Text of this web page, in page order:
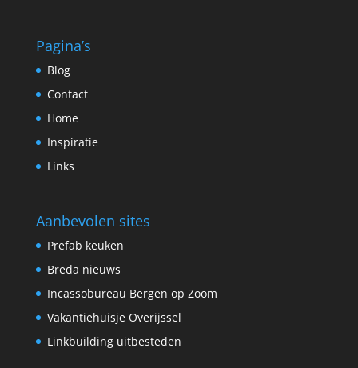
Pagina’s
Blog
Contact
Home
Inspiratie
Links
Aanbevolen sites
Prefab keuken
Breda nieuws
Incassobureau Bergen op Zoom
Vakantiehuisje Overijssel
Linkbuilding uitbesteden